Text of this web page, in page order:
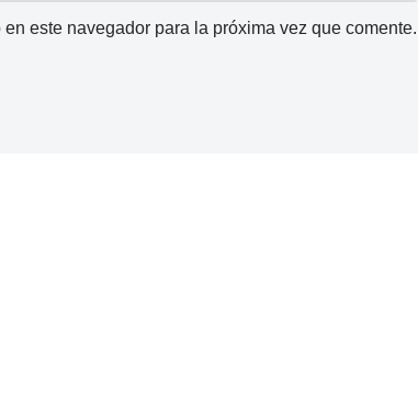
este navegador para la próxima vez que comente.